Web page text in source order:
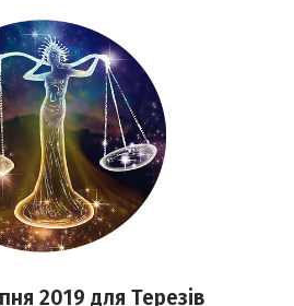
2019 для Терезів